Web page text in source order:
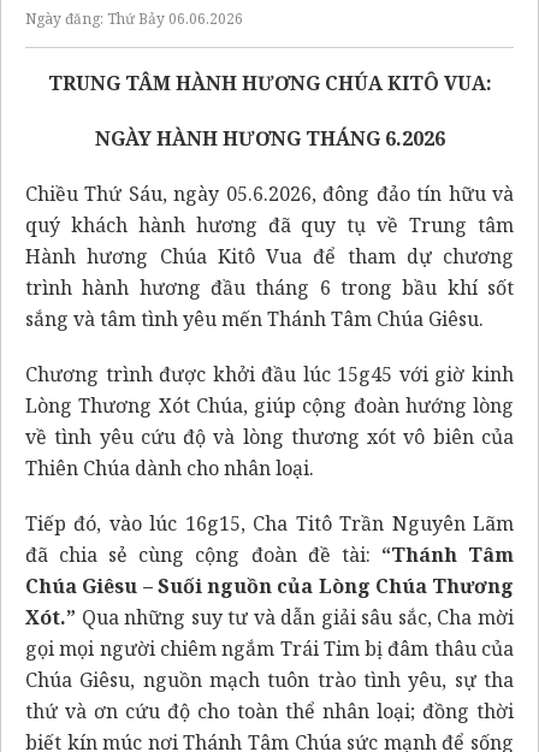
Ngày đăng: Thứ Bảy 06.06.2026
TRUNG TÂM HÀNH HƯƠNG CHÚA KITÔ VUA:
NGÀY HÀNH HƯƠNG THÁNG 6.2026
Chiều Thứ Sáu, ngày 05.6.2026, đông đảo tín hữu và
quý khách hành hương đã quy tụ về Trung tâm
Hành hương Chúa Kitô Vua để tham dự chương
trình hành hương đầu tháng 6 trong bầu khí sốt
sắng và tâm tình yêu mến Thánh Tâm Chúa Giêsu.
Chương trình được khởi đầu lúc 15g45 với giờ kinh
Lòng Thương Xót Chúa, giúp cộng đoàn hướng lòng
về tình yêu cứu độ và lòng thương xót vô biên của
Thiên Chúa dành cho nhân loại.
Tiếp đó, vào lúc 16g15, Cha Titô Trần Nguyên Lãm
đã chia sẻ cùng cộng đoàn đề tài: “Thánh Tâm
Chúa Giêsu – Suối nguồn của Lòng Chúa Thương
Xót.” Qua những suy tư và dẫn giải sâu sắc, Cha mời
gọi mọi người chiêm ngắm Trái Tim bị đâm thâu của
Chúa Giêsu, nguồn mạch tuôn trào tình yêu, sự tha
thứ và ơn cứu độ cho toàn thể nhân loại; đồng thời
biết kín múc nơi Thánh Tâm Chúa sức mạnh để sống